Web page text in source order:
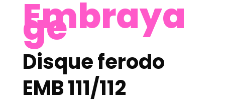
Embraya
ge
Disque ferodo
EMB 111/112